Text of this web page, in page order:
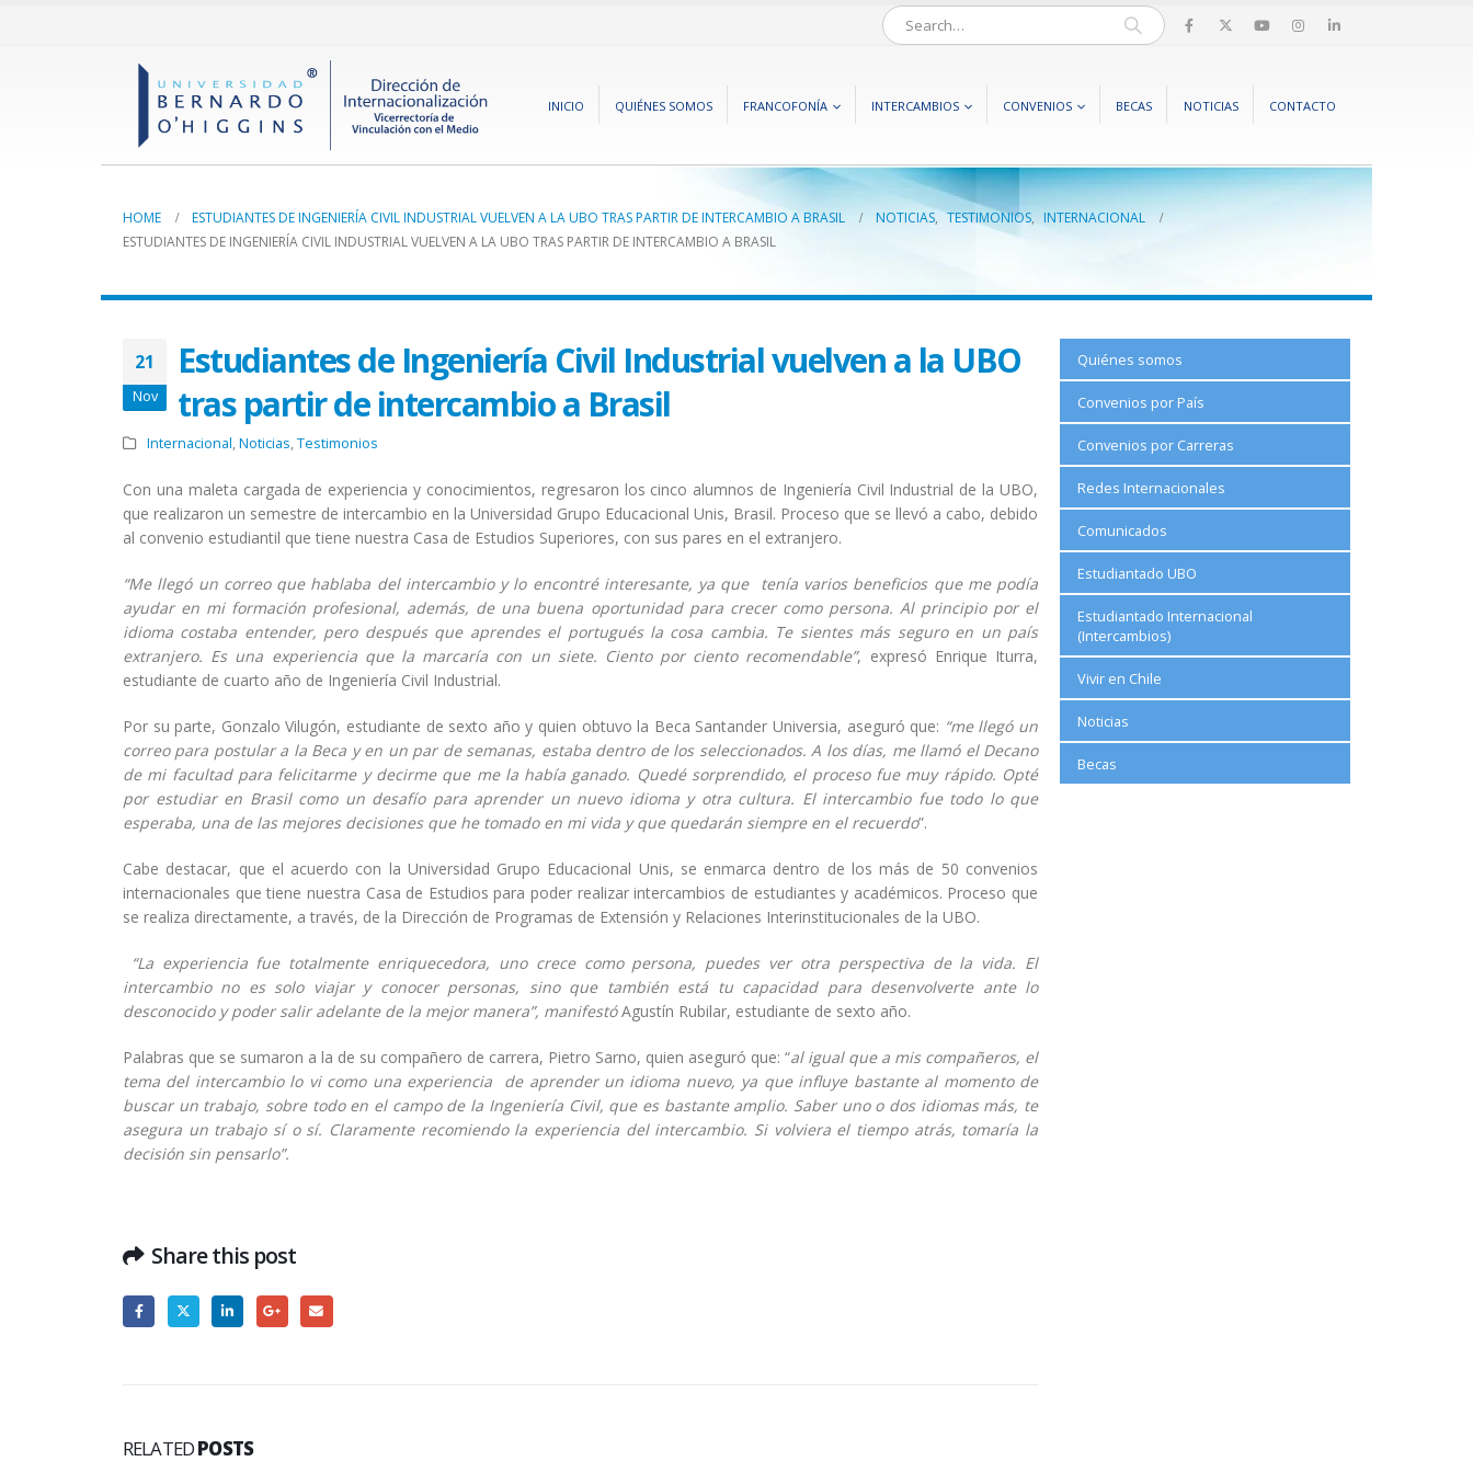
INICIO QUIÉNES SOMOS FRANCOFONÍA INTERCAMBIOS CONVENIOS BECAS NOTICIAS CONTACTO
HOME ESTUDIANTES DE INGENIERÍA CIVIL INDUSTRIAL VUELVEN A LA UBO TRAS PARTIR DE INTERCAMBIO A BRASIL NOTICIAS, TESTIMONIOS, INTERNACIONAL
ESTUDIANTES DE INGENIERÍA CIVIL INDUSTRIAL VUELVEN A LA UBO TRAS PARTIR DE INTERCAMBIO A BRASIL
21
Nov
Estudiantes de Ingeniería Civil Industrial vuelven a la UBO
tras partir de intercambio a Brasil
Internacional,Noticias,Testimonios
Con una maleta cargada de experiencia y conocimientos, regresaron los cinco alumnos de Ingeniería Civil Industrial de la UBO,
que realizaron un semestre de intercambio en la Universidad Grupo Educacional Unis, Brasil. Proceso que se llevó a cabo, debido
al convenio estudiantil que tiene nuestra Casa de Estudios Superiores, con sus pares en el extranjero.
“Me llegó un correo que hablaba del intercambio y lo encontré interesante, ya que tenía varios beneficios que me podía
ayudar en mi formación profesional, además, de una buena oportunidad para crecer como persona. Al principio por el
idioma costaba entender, pero después que aprendes el portugués la cosa cambia. Te sientes más seguro en un país
extranjero. Es una experiencia que la marcaría con un siete. Ciento por ciento recomendable”, expresó Enrique Iturra,
estudiante de cuarto año de Ingeniería Civil Industrial.
Por su parte, Gonzalo Vilugón, estudiante de sexto año y quien obtuvo la Beca Santander Universia, aseguró que: “me llegó un
correo para postular a la Beca y en un par de semanas, estaba dentro de los seleccionados. A los días, me llamó el Decano
de mi facultad para felicitarme y decirme que me la había ganado. Quedé sorprendido, el proceso fue muy rápido. Opté
por estudiar en Brasil como un desafío para aprender un nuevo idioma y otra cultura. El intercambio fue todo lo que
esperaba, una de las mejores decisiones que he tomado en mi vida y que quedarán siempre en el recuerdo”.
Cabe destacar, que el acuerdo con la Universidad Grupo Educacional Unis, se enmarca dentro de los más de 50 convenios
internacionales que tiene nuestra Casa de Estudios para poder realizar intercambios de estudiantes y académicos. Proceso que
se realiza directamente, a través, de la Dirección de Programas de Extensión y Relaciones Interinstitucionales de la UBO.
“La experiencia fue totalmente enriquecedora, uno crece como persona, puedes ver otra perspectiva de la vida. El
intercambio no es solo viajar y conocer personas, sino que también está tu capacidad para desenvolverte ante lo
desconocido y poder salir adelante de la mejor manera”, manifestó Agustín Rubilar, estudiante de sexto año.
Palabras que se sumaron a la de su compañero de carrera, Pietro Sarno, quien aseguró que: “al igual que a mis compañeros, el
tema del intercambio lo vi como una experiencia de aprender un idioma nuevo, ya que influye bastante al momento de
buscar un trabajo, sobre todo en el campo de la Ingeniería Civil, que es bastante amplio. Saber uno o dos idiomas más, te
asegura un trabajo sí o sí. Claramente recomiendo la experiencia del intercambio. Si volviera el tiempo atrás, tomaría la
decisión sin pensarlo”.
Share this post
RELATEDPOSTS
Quiénes somos
Convenios por País
Convenios por Carreras
Redes Internacionales
Comunicados
Estudiantado UBO
Estudiantado Internacional
(Intercambios)
Vivir en Chile
Noticias
Becas